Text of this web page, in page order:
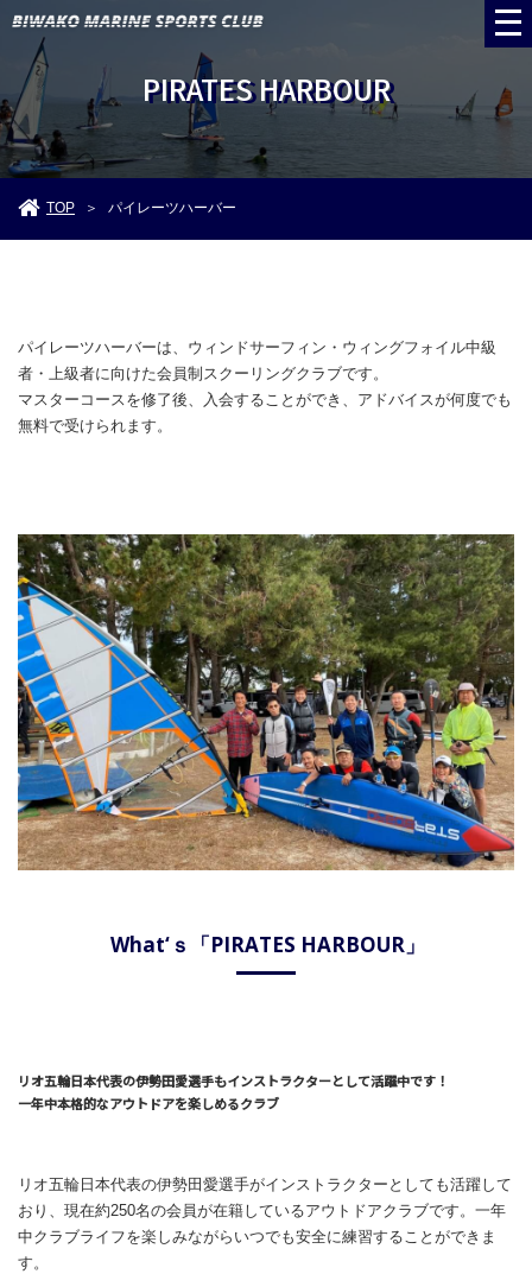
PIRATES HARBOUR
TOP ＞ パイレーツハーバー
パイレーツハーバーは、ウィンドサーフィン・ウィングフォイル中級
者・上級者に向けた会員制スクーリングクラブです。
マスターコースを修了後、入会することができ、アドバイスが何度でも
無料で受けられます。
What‘ｓ「PIRATES HARBOUR」
リオ五輪日本代表の伊勢田愛選手もインストラクターとして活躍中です！
一年中本格的なアウトドアを楽しめるクラブ
リオ五輪日本代表の伊勢田愛選手がインストラクターとしても活躍して
おり、現在約250名の会員が在籍しているアウトドアクラブです。一年
中クラブライフを楽しみながらいつでも安全に練習することができま
す。